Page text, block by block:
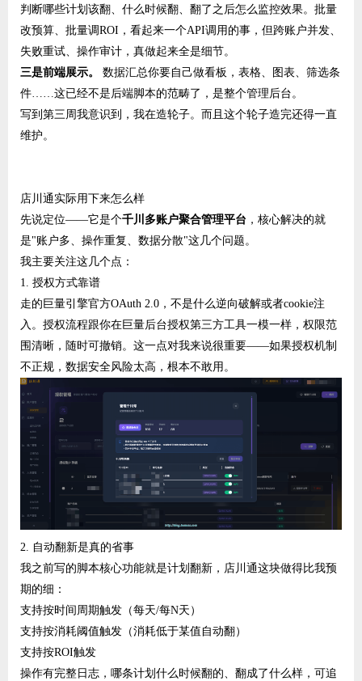
判断哪些计划该翻、什么时候翻、翻了之后怎么监控效果。批量
改预算、批量调ROI，看起来一个API调用的事，但跨账户并发、
失败重试、操作审计，真做起来全是细节。
三是前端展示。
​ 数据汇总你要自己做看板，表格、图表、筛选条
件……这已经不是后端脚本的范畴了，是整个管理后台。
写到第三周我意识到，我在造轮子。而且这个轮子造完还得一直
维护。
店川通实际用下来怎么样
先说定位——它是个千川多账户聚合管理平台 ，核心解决的就
是"账户多、操作重复、数据分散"这几个问题。
我主要关注这几个点：
1. 授权方式靠谱
走的巨量引擎官方OAuth 2.0，不是什么逆向破解或者cookie注
入。授权流程跟你在巨量后台授权第三方工具一模一样，权限范
围清晰，随时可撤销。这一点对我来说很重要——如果授权机制
不正规，数据安全风险太高，根本不敢用。
2. 自动翻新是真的省事
我之前写的脚本核心功能就是计划翻新，店川通这块做得比我预
期的细：
支持按时间周期触发（每天/每N天）
支持按消耗阈值触发（消耗低于某值自动翻）
支持按ROI触发
操作有完整日志，哪条计划什么时候翻的、翻成了什么样，可追